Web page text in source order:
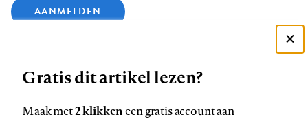
AANMELDEN
ons
Zie onze cookie policy
Gratis dit artikel lezen?
Maak met2 klikkeneen gratis account aan